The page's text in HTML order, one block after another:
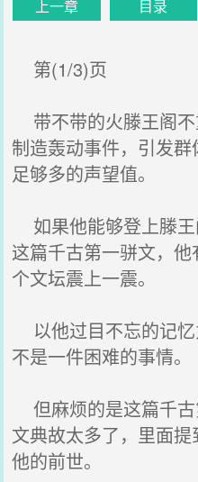
上一章 目录
第(1/3)页
带不带的火滕王阁
制造轰动事件，引发
足够多的声望值。
如果他能够登上滕王
这篇千古第一骈文，
个文坛震上一震。
以他过目不忘的记
不是一件困难的事情。
但麻烦的是这篇千
文典故太多了，里面
他的前世。